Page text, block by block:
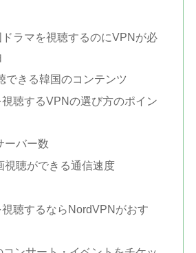
ラマを視聴するのにVPNが必
できる韓国のコンテンツ
聴するVPNの選び方のポイン
ーバー数
視聴ができる通信速度
聴するならNordVPNがおす